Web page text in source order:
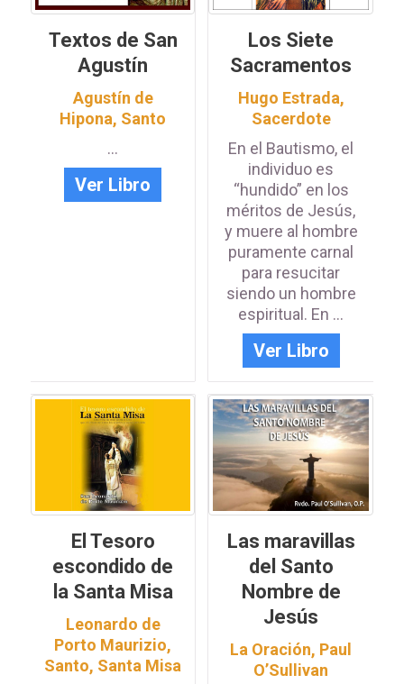
Textos de San
Agustín
Agustín de
Hipona, Santo
...
Ver Libro
Los Siete
Sacramentos
Hugo Estrada,
Sacerdote
En el Bautismo, el
individuo es
“hundido” en los
méritos de Jesús,
y muere al hombre
puramente carnal
para resucitar
siendo un hombre
espiritual. En ...
Ver Libro
El Tesoro
escondido de
la Santa Misa
Leonardo de
Porto Maurizio,
Santo, Santa Misa
Las maravillas
del Santo
Nombre de
Jesús
La Oración, Paul
O’Sullivan